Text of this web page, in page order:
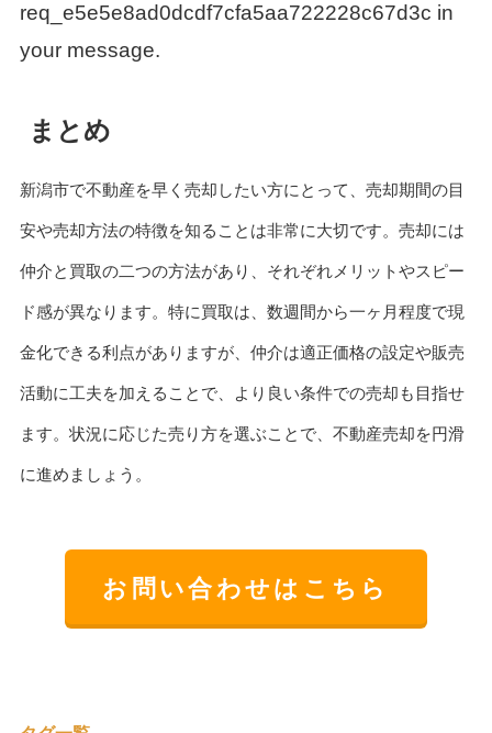
req_e5e5e8ad0dcdf7cfa5aa722228c67d3c in
your message.
まとめ
新潟市で不動産を早く売却したい方にとって、売却期間の目
安や売却方法の特徴を知ることは非常に大切です。売却には
仲介と買取の二つの方法があり、それぞれメリットやスピー
ド感が異なります。特に買取は、数週間から一ヶ月程度で現
金化できる利点がありますが、仲介は適正価格の設定や販売
活動に工夫を加えることで、より良い条件での売却も目指せ
ます。状況に応じた売り方を選ぶことで、不動産売却を円滑
に進めましょう。
お問い合わせはこちら